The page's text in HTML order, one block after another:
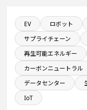
年間研究開発費
システム投資一覧
稼働から約10年
自動車関連工場の
EV ロボット
サプライチェーン
再生可能エネルギー
カーボンニュートラル
データセンター
IoT